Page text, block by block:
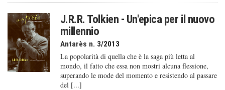
J.R.R. Tolkien - Un'epica per il nuovo
millennio
Antarès n. 3/2013
La popolarità di quella che è la saga più letta al
mondo, il fatto che essa non mostri alcuna flessione,
superando le mode del momento e resistendo al passare
del [...]